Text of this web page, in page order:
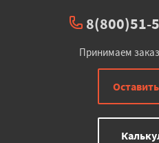
8(800)51-
Принимаем